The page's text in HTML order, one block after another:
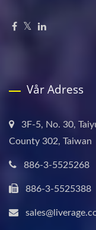
Vår Adress
3F-5, No. 30,
County 302, Taiwan
886-3-5525268
886-3-5525388